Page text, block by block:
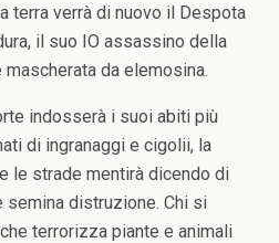
terra verrà di nuovo il Despota
il suo IO assassino della
da elemosina.
indosserà i suoi abiti più
di ingranaggi e cigolii, la
le strade mentirà dicendo di
distruzione. Chi si
terrorizza piante e animali